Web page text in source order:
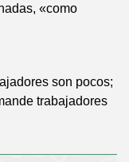
«como
son pocos;
trabajadores